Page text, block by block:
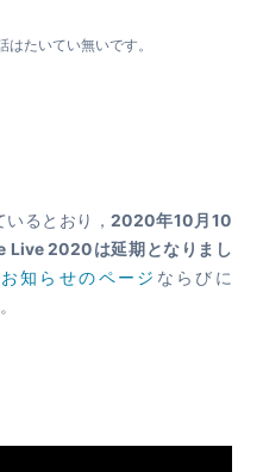
たいてい無いです。
いるとおり，2020年10月10
Live 2020は延期となりまし
お知らせのページ ならびに